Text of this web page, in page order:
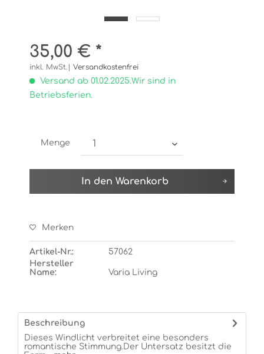
35,00 € *
inkl. MwSt.| Versandkostenfrei
Versand ab 01.02.2025.Wir sind in
Betriebsferien.
Menge
In den Warenkorb
Merken
Artikel-Nr.:
57062
Hersteller
Name:
Varia Living
Beschreibung
Dieses Windlicht verbreitet eine besonders
romantische Stimmung.Der Untersatz besitzt die